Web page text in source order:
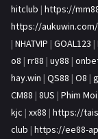
hitclub | https://
https://aukuwin.com/
| NHATVIP | GOAL123 |
o8 | rr88 | uy88 |
hay.win | QS88 | O8 |
CM88 | 8US | Phim Moi
kjc | xx88 | https://
club | https://ee88-